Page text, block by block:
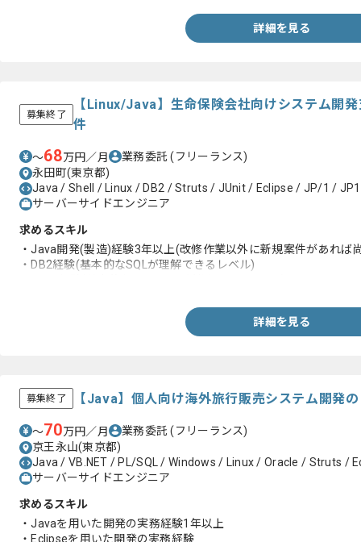
詳細を見る
募集終了
【Linux/Java】生命保険会社向けシステム開
件
〜68万円／月 業務委託(フリーランス)
永田町(東京都)
Java / Shell / Linux / DB2 / Struts / JUnit / Eclipse / JP/1 / JP1
サーバーサイドエンジニア
求めるスキル
・Java開発(製造)経験3年以上(改修作業以外に新規案件があれば
・DB2経験(基本的なSQLが理解できるレベル)
詳細を見る
募集終了 【Java】個人向け海外旅行販売システム開発
〜70万円／月 業務委託(フリーランス)
京王永山(東京都)
Java / VB.NET / PL/SQL / Windows / Linux / Oracle / Struts /
サーバーサイドエンジニア
求めるスキル
・Javaを用いた開発の実務経験1年以上
・Eclipseを用いた開発の実務経験